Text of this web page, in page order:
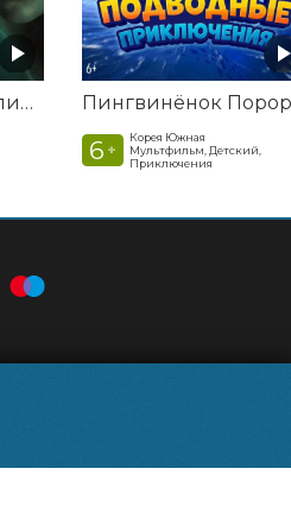
Корни: Сага о вампирах
6 +
Корея Южная
Мультфильм, Детский,
Приключения